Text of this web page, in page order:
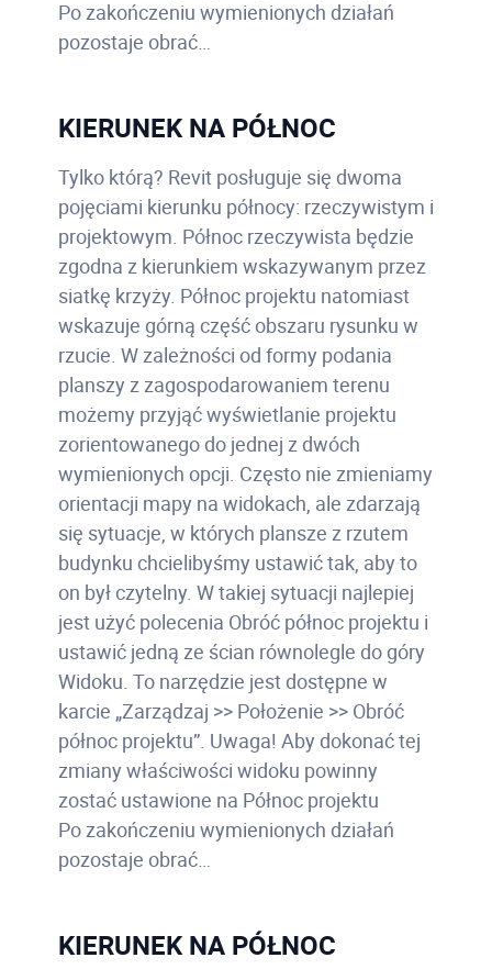
Po zakończeniu wymienionych działań
pozostaje obrać…
KIERUNEK NA PÓŁNOC
Tylko którą? Revit posługuje się dwoma
pojęciami kierunku północy: rzeczywistym i
projektowym. Północ rzeczywista będzie
zgodna z kierunkiem wskazywanym przez
siatkę krzyży. Północ projektu natomiast
wskazuje górną część obszaru rysunku w
rzucie. W zależności od formy podania
planszy z zagospodarowaniem terenu
możemy przyjąć wyświetlanie projektu
zorientowanego do jednej z dwóch
wymienionych opcji. Często nie zmieniamy
orientacji mapy na widokach, ale zdarzają
się sytuacje, w których plansze z rzutem
budynku chcielibyśmy ustawić tak, aby to
on był czytelny. W takiej sytuacji najlepiej
jest użyć polecenia Obróć północ projektu i
ustawić jedną ze ścian równolegle do góry
Widoku. To narzędzie jest dostępne w
karcie „Zarządzaj >> Położenie >> Obróć
północ projektu”. Uwaga! Aby dokonać tej
zmiany właściwości widoku powinny
zostać ustawione na Północ projektu
Po zakończeniu wymienionych działań
pozostaje obrać…
KIERUNEK NA PÓŁNOC